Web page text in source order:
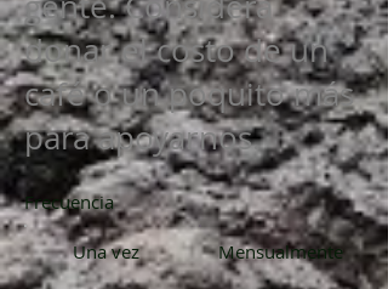
donar el costo de un
café o un poquito más
para apoyarnos.
Frecuencia
Una vez Mensualmente